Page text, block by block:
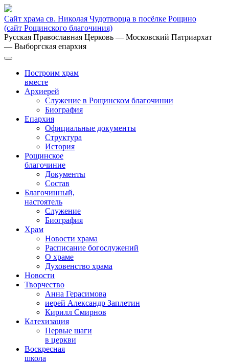
Сайт храма св. Николая Чудотворца в посёлке Рощино
(сайт Рощинского благочиния)
Русская Православная Церковь — Московский Патриархат
— Выборгская епархия
Построим храм
вместе
Архиерей
Служение в Рощинском благочинии
Биография
Епархия
Официальные документы
Структура
История
Рощинское
благочиние
Документы
Состав
Благочинный,
настоятель
Служение
Биография
Храм
Новости храма
Расписание богослужений
О храме
Духовенство храма
Новости
Творчество
Анна Герасимова
иерей Александр Заплетин
Кирилл Смирнов
Катехизация
Первые шаги
в церкви
Воскресная
школа